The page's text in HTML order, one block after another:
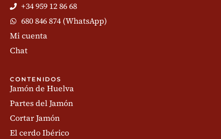
+34 959 12 86 68
680 846 874 (WhatsApp)
Mi cuenta
Chat
CONTENIDOS
Jamón de Huelva
Partes del Jamón
Cortar Jamón
El cerdo Ibérico